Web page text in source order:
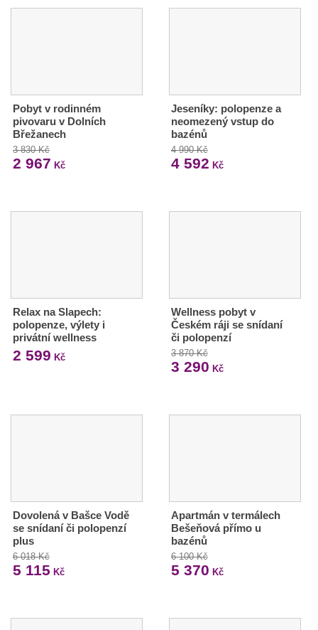
Pobyt v rodinném
pivovaru v Dolních
Břežanech
3 830 Kč
2 967 Kč
Jeseníky: polopenze a
neomezený vstup do
bazénů
4 990 Kč
4 592 Kč
Relax na Slapech:
polopenze, výlety i
privátní wellness
2 599 Kč
Wellness pobyt v
Českém ráji se snídaní
či polopenzí
3 870 Kč
3 290 Kč
Dovolená v Bašce Vodě
se snídaní či polopenzí
plus
6 018 Kč
5 115 Kč
Apartmán v termálech
Bešeňová přímo u
bazénů
6 100 Kč
5 370 Kč